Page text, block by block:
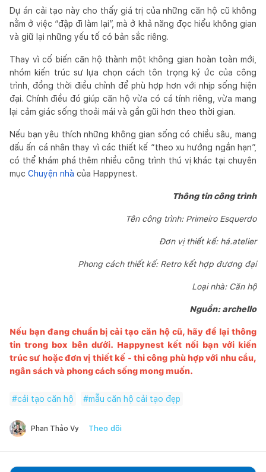
Dự án cải tạo này cho thấy giá trị của những căn hộ cũ không
nằm ở việc “đập đi làm lại”, mà ở khả năng đọc hiểu không gian
và giữ lại những yếu tố có bản sắc riêng.
Thay vì cố biến căn hộ thành một không gian hoàn toàn mới,
nhóm kiến trúc sư lựa chọn cách tôn trọng ký ức của công
trình, đồng thời điều chỉnh để phù hợp hơn với nhịp sống hiện
đại. Chính điều đó giúp căn hộ vừa có cá tính riêng, vừa mang
lại cảm giác sống thoải mái và gần gũi hơn theo thời gian.
Nếu bạn yêu thích những không gian sống có chiều sâu, mang
dấu ấn cá nhân thay vì các thiết kế “theo xu hướng ngắn hạn”,
có thể khám phá thêm nhiều công trình thú vị khác tại chuyên
mục Chuyện nhà của Happynest.
Thông tin công trình
Tên công trình: Primeiro Esquerdo
Đơn vị thiết kế: há.atelier
Phong cách thiết kế: Retro kết hợp đương đại
Loại nhà: Căn hộ
Nguồn: archello
Nếu bạn đang chuẩn bị cải tạo căn hộ cũ, hãy để lại thông
tin trong box bên dưới. Happynest kết nối bạn với kiến
trúc sư hoặc đơn vị thiết kế - thi công phù hợp với nhu cầu,
ngân sách và phong cách sống mong muốn.
#cải tạo căn hộ #mẫu căn hộ cải tạo đẹp
Phan Thảo Vy Theo dõi